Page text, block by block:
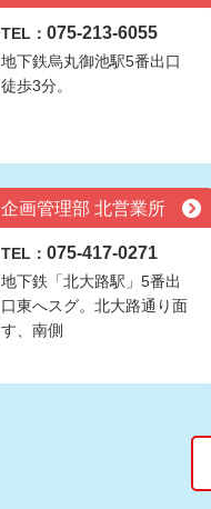
TEL： 075-213-6055
地下鉄烏丸御池駅5番出口
徒歩3分。
企画管理部 北営業所
TEL： 075-417-0271
地下鉄「北大路駅」5番出
口東へスグ。北大路通り面
す、南側